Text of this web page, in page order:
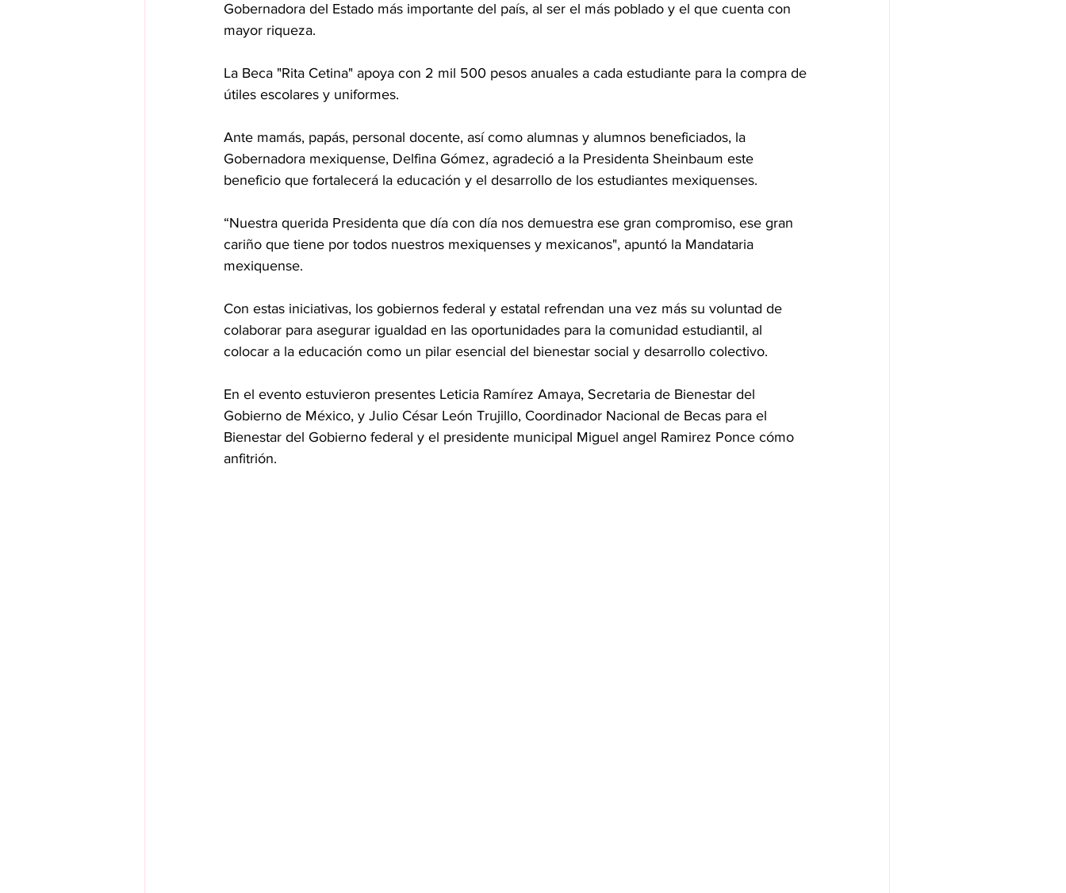
Gobernadora del Estado más importante del país, al ser el más poblado y el que cuenta con
mayor riqueza.
La Beca "Rita Cetina" apoya con 2 mil 500 pesos anuales a cada estudiante para la compra de
útiles escolares y uniformes.
Ante mamás, papás, personal docente, así como alumnas y alumnos beneficiados, la
Gobernadora mexiquense, Delfina Gómez, agradeció a la Presidenta Sheinbaum este
beneficio que fortalecerá la educación y el desarrollo de los estudiantes mexiquenses.
“Nuestra querida Presidenta que día con día nos demuestra ese gran compromiso, ese gran
cariño que tiene por todos nuestros mexiquenses y mexicanos", apuntó la Mandataria
mexiquense.
Con estas iniciativas, los gobiernos federal y estatal refrendan una vez más su voluntad de
colaborar para asegurar igualdad en las oportunidades para la comunidad estudiantil, al
colocar a la educación como un pilar esencial del bienestar social y desarrollo colectivo.
En el evento estuvieron presentes Leticia Ramírez Amaya, Secretaria de Bienestar del
Gobierno de México, y Julio César León Trujillo, Coordinador Nacional de Becas para el
Bienestar del Gobierno federal y el presidente municipal Miguel angel Ramirez Ponce cómo
anfitrión.